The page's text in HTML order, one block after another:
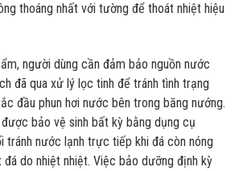
thoáng nhất với tường để thoát nhiệt hiệu
người dùng cần đảm bảo nguồn nước
đã qua xử lý lọc tinh để tránh tình trạng
đầu phun hơi nước bên trong băng nướng.
bảo vệ sinh bất kỳ bằng dụng cụ
tránh nước lạnh trực tiếp khi đá còn nóng
do nhiệt nhiệt. Việc bảo dưỡng định kỳ